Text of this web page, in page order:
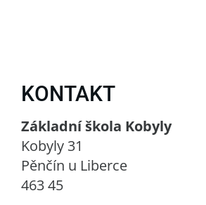
KONTAKT
Základní škola Kobyly
Kobyly 31
Pěnčín u Liberce
463 45